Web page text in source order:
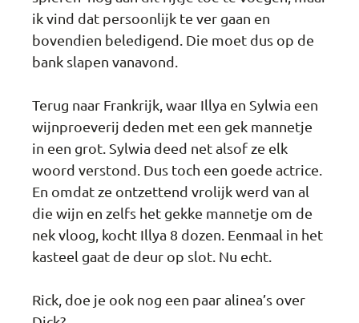
ik vind dat persoonlijk te ver gaan en
bovendien beledigend. Die moet dus op de
bank slapen vanavond.
Terug naar Frankrijk, waar Illya en Sylwia een
wijnproeverij deden met een gek mannetje
in een grot. Sylwia deed net alsof ze elk
woord verstond. Dus toch een goede actrice.
En omdat ze ontzettend vrolijk werd van al
die wijn en zelfs het gekke mannetje om de
nek vloog, kocht Illya 8 dozen. Eenmaal in het
kasteel gaat de deur op slot. Nu echt.
Rick, doe je ook nog een paar alinea’s over